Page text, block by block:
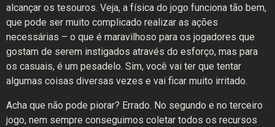
alcançar os tesouros. Veja, a física do jogo funciona tão bem,
que pode ser muito complicado realizar as ações
necessárias – o que é maravilhoso para os jogadores que
gostam de serem instigados através do esforço, mas para
os casuais, é um pesadelo. Sim, você vai ter que tentar
algumas coisas diversas vezes e vai ficar muito irritado.
Acha que não pode piorar? Errado. No segundo e no terceiro
jogo, nem sempre conseguimos coletar todos os recursos